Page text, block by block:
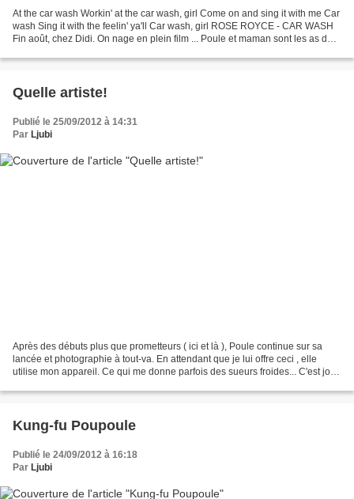
At the car wash Workin' at the car wash, girl Come on and sing it with me Car
wash Sing it with the feelin' ya'll Car wash, girl ROSE ROYCE - CAR WASH
Fin août, chez Didi. On nage en plein film ... Poule et maman sont les as du
Quelle artiste!
Publié le 25/09/2012 à 14:31
Par Ljubi
Après des débuts plus que prometteurs ( ici et là ), Poule continue sur sa
lancée et photographie à tout-va. En attendant que je lui offre ceci , elle
utilise mon appareil. Ce qui me donne parfois des sueurs froides... C'est joli,
Kung-fu Poupoule
Publié le 24/09/2012 à 16:18
Par Ljubi